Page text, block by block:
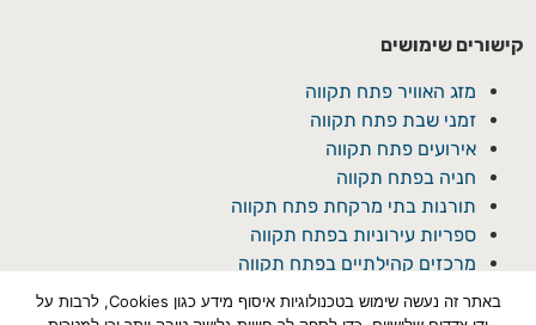
קישורים שימושים
מזג האוויר פתח תקווה
זמני שבת פתח תקווה
אירועים פתח תקווה
חניה בפתח תקווה
תורנות בתי מרקחת פתח תקווה
ספריות עירוניות בפתח תקווה
מרכזים קהילתיים בפתח תקווה
באתר זה נעשה שימוש בטכנולוגיות איסוף מידע כגון Cookies, לרבות על